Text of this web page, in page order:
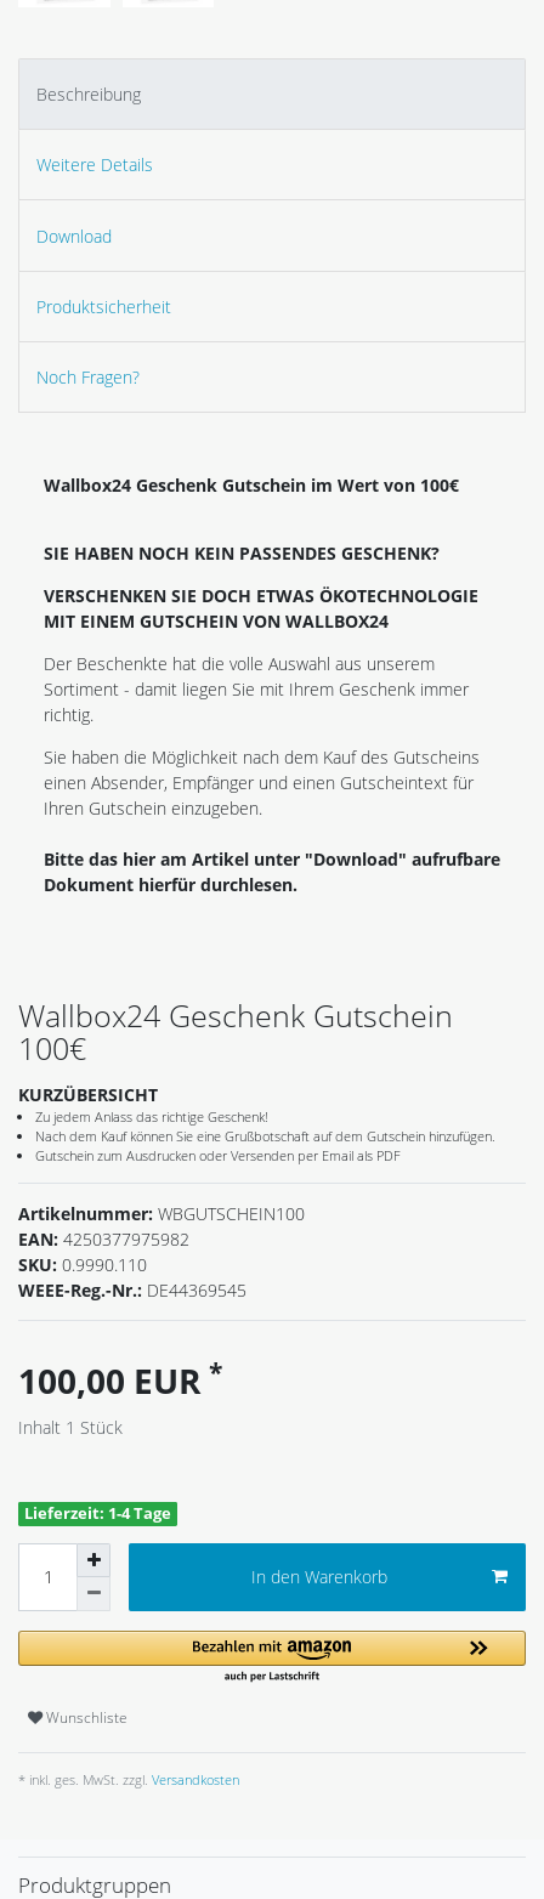
Beschreibung
Weitere Details
Download
Produktsicherheit
Noch Fragen?
Wallbox24 Geschenk Gutschein im Wert von 100€
SIE HABEN NOCH KEIN PASSENDES GESCHENK?
VERSCHENKEN SIE DOCH ETWAS ÖKOTECHNOLOGIE
MIT EINEM GUTSCHEIN VON WALLBOX24
Der Beschenkte hat die volle Auswahl aus unserem
Sortiment - damit liegen Sie mit Ihrem Geschenk immer
richtig.
Sie haben die Möglichkeit nach dem Kauf des Gutscheins
einen Absender, Empfänger und einen Gutscheintext für
Ihren Gutschein einzugeben.
Bitte das hier am Artikel unter "Download" aufrufbare
Dokument hierfür durchlesen.
Wallbox24 Geschenk Gutschein
100€
KURZÜBERSICHT
Zu jedem Anlass das richtige Geschenk!
Nach dem Kauf können Sie eine Grußbotschaft auf dem Gutschein hinzufügen.
Gutschein zum Ausdrucken oder Versenden per Email als PDF
Artikelnummer: WBGUTSCHEIN100
EAN: 4250377975982
SKU: 0.9990.110
WEEE-Reg.-Nr.: DE44369545
100,00 EUR *
Inhalt 1 Stück
Lieferzeit: 1-4 Tage
In den Warenkorb
Wunschliste
* inkl. ges. MwSt. zzgl. Versandkosten
Produktgruppen